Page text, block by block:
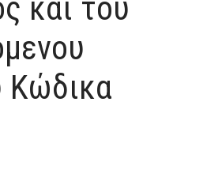
και του
Κώδικα